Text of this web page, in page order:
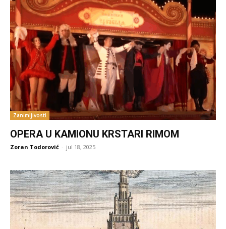
Zanimljivosti
OPERA U KAMIONU KRSTARI RIMOM
Zoran Todorović - jul 18, 2025